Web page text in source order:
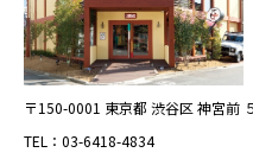
〒150-0001 東京都 渋谷区 神宮前
TEL：03-6418-4834